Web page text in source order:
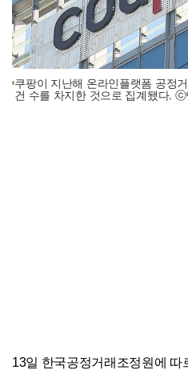
쿠팡이 지난해 온라인플랫폼 공정
건 수를 차지한 것으로 집계됐다.
13일 한국공정거래조정원에 따